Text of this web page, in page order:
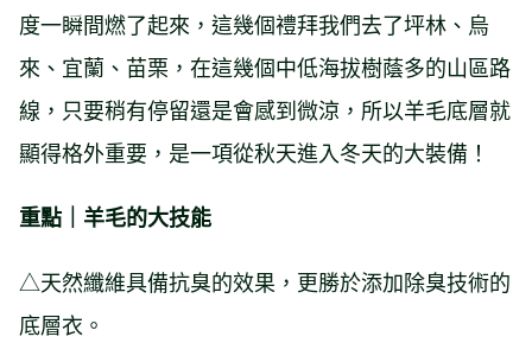
度一瞬間燃了起來，這幾個禮拜我們去了坪林、烏
來、宜蘭、苗栗，在這幾個中低海拔樹蔭多的山區路
線，只要稍有停留還是會感到微涼，所以羊毛底層就
顯得格外重要，是一項從秋天進入冬天的大裝備！
重點｜羊毛的大技能
△天然纖維具備抗臭的效果，更勝於添加除臭技術的
底層衣。